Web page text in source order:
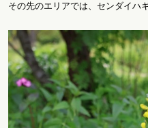
その先のエリアでは、センダイハ